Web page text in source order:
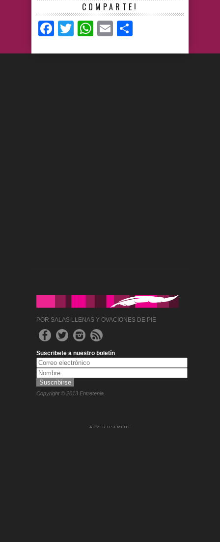
COMPARTE!
Facebook
TwitterWhatsApp
Email
POR SALAS LLENAS Y OVACIONES DE PIE
Suscribete a nuestro boletín
Copyright © 2013 Entretenia
ADVERTISEMENT